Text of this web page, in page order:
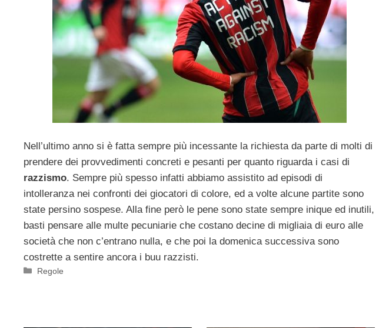
Nell’ultimo anno si è fatta sempre più incessante la richiesta da parte di molti di
prendere dei provvedimenti concreti e pesanti per quanto riguarda i casi di
razzismo. Sempre più spesso infatti abbiamo assistito ad episodi di
intolleranza nei confronti dei giocatori di colore, ed a volte alcune partite sono
state persino sospese. Alla fine però le pene sono state sempre inique ed inutili,
basti pensare alle multe pecuniarie che costano decine di migliaia di euro alle
società che non c’entrano nulla, e che poi la domenica successiva sono
costrette a sentire ancora i buu razzisti.
Categorie
Regole